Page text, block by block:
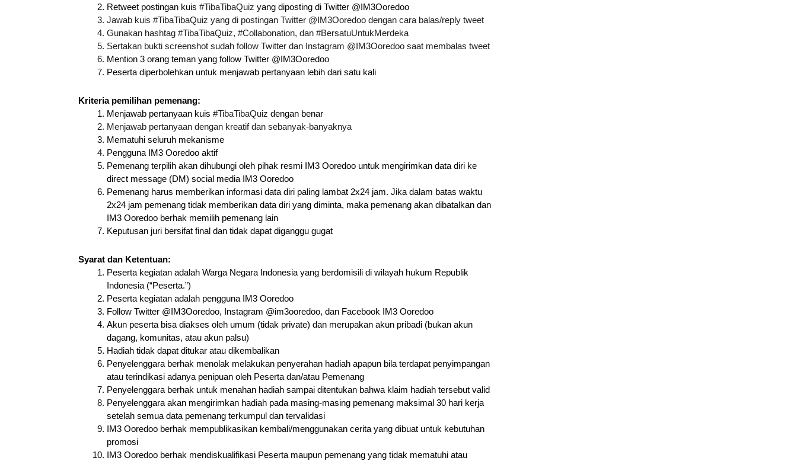
Retweet postingan kuis #TibaTibaQuiz yang diposting di Twitter @IM3Ooredoo
Jawab kuis #TibaTibaQuiz yang di postingan Twitter @IM3Ooredoo dengan cara balas/reply tweet
Gunakan hashtag #TibaTibaQuiz, #Collabonation, dan #BersatuUntukMerdeka
Sertakan bukti screenshot sudah follow Twitter dan Instagram @IM3Ooredoo saat membalas tweet
Mention 3 orang teman yang follow Twitter @IM3Ooredoo
Peserta diperbolehkan untuk menjawab pertanyaan lebih dari satu kali
Kriteria pemilihan pemenang:
Menjawab pertanyaan kuis #TibaTibaQuiz dengan benar
Menjawab pertanyaan dengan kreatif dan sebanyak-banyaknya
Mematuhi seluruh mekanisme
Pengguna IM3 Ooredoo aktif
Pemenang terpilih akan dihubungi oleh pihak resmi IM3 Ooredoo untuk mengirimkan data diri ke
direct message (DM) social media IM3 Ooredoo
Pemenang harus memberikan informasi data diri paling lambat 2x24 jam. Jika dalam batas waktu
2x24 jam pemenang tidak memberikan data diri yang diminta, maka pemenang akan dibatalkan dan
IM3 Ooredoo berhak memilih pemenang lain
Keputusan juri bersifat final dan tidak dapat diganggu gugat
Syarat dan Ketentuan:
Peserta kegiatan adalah Warga Negara Indonesia yang berdomisili di wilayah hukum Republik
Indonesia (“Peserta.”)
Peserta kegiatan adalah pengguna IM3 Ooredoo
Follow Twitter @IM3Ooredoo, Instagram @im3ooredoo, dan Facebook IM3 Ooredoo
Akun peserta bisa diakses oleh umum (tidak private) dan merupakan akun pribadi (bukan akun
dagang, komunitas, atau akun palsu)
Hadiah tidak dapat ditukar atau dikembalikan
Penyelenggara berhak menolak melakukan penyerahan hadiah apapun bila terdapat penyimpangan
atau terindikasi adanya penipuan oleh Peserta dan/atau Pemenang
Penyelenggara berhak untuk menahan hadiah sampai ditentukan bahwa klaim hadiah tersebut valid
Penyelenggara akan mengirimkan hadiah pada masing-masing pemenang maksimal 30 hari kerja
setelah semua data pemenang terkumpul dan tervalidasi
IM3 Ooredoo berhak mempublikasikan kembali/menggunakan cerita yang dibuat untuk kebutuhan
promosi
IM3 Ooredoo berhak mendiskualifikasi Peserta maupun pemenang yang tidak mematuhi atau